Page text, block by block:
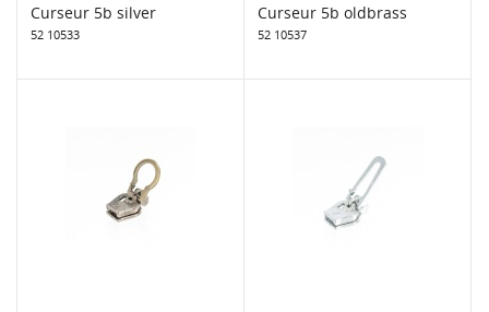
Curseur 5b silver
52 10533
Curseur 5b oldbrass
52 10537